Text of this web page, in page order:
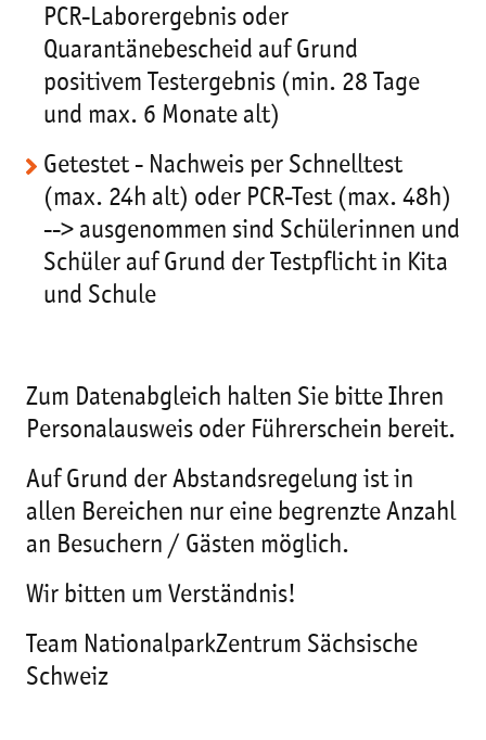
PCR-Laborergebnis oder
Quarantänebescheid auf Grund
positivem Testergebnis (min. 28 Tage
und max. 6 Monate alt)
Getestet - Nachweis per Schnelltest
(max. 24h alt) oder PCR-Test (max. 48h)
--> ausgenommen sind Schülerinnen und
Schüler auf Grund der Testpflicht in Kita
und Schule
Zum Datenabgleich halten Sie bitte Ihren
Personalausweis oder Führerschein bereit.
Auf Grund der Abstandsregelung ist in
allen Bereichen nur eine begrenzte Anzahl
an Besuchern / Gästen möglich.
Wir bitten um Verständnis!
Team NationalparkZentrum Sächsische
Schweiz